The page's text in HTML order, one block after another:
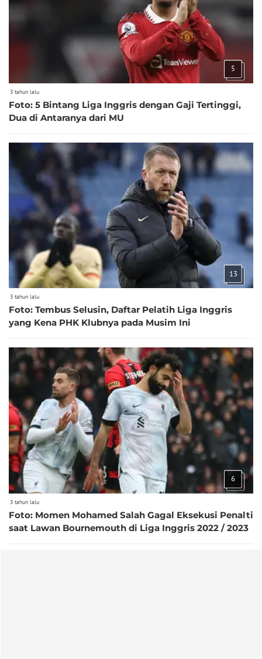
5
3 tahun lalu
Foto: 5 Bintang Liga Inggris dengan Gaji Tertinggi,
Dua di Antaranya dari MU
13
3 tahun lalu
Foto: Tembus Selusin, Daftar Pelatih Liga Inggris
yang Kena PHK Klubnya pada Musim Ini
6
3 tahun lalu
Foto: Momen Mohamed Salah Gagal Eksekusi Penalti
saat Lawan Bournemouth di Liga Inggris 2022 / 2023